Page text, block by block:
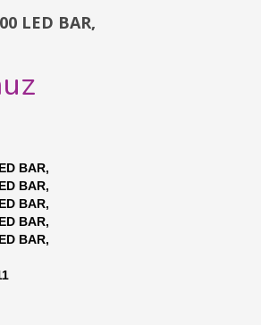
LED BAR,
BAR,
BAR,
BAR,
BAR,
BAR,